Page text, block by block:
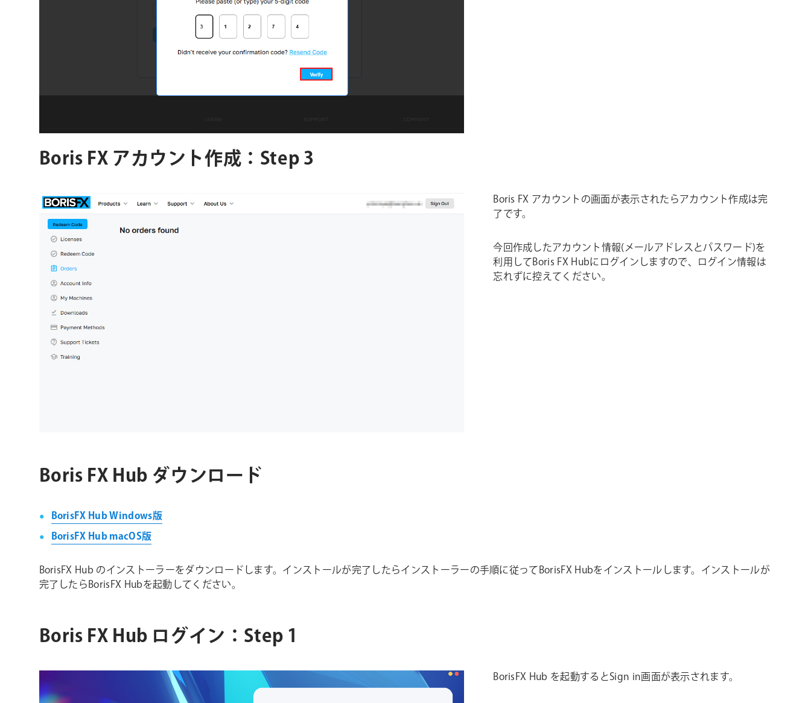
Boris FX アカウント作成：Step 3
Boris FX アカウントの画面が表示されたらアカウント作成は完
了です。
今回作成したアカウント情報(メールアドレスとパスワード)を
利用してBoris FX Hubにログインしますので、ログイン情報は
忘れずに控えてください。
Boris FX Hub ダウンロード
BorisFX Hub Windows版
BorisFX Hub macOS版
BorisFX Hub のインストーラーをダウンロードします。インストールが完了したらインストーラーの手順に従ってBorisFX Hubをインストールします。インストールが
完了したらBorisFX Hubを起動してください。
Boris FX Hub ログイン：Step 1
BorisFX Hub を起動するとSign in画面が表示されます。